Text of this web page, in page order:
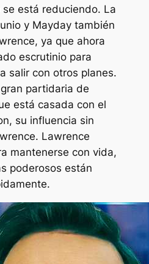
está reduciendo. La
y Mayday también
ya que ahora
escrutinio para
salir con otros planes.
partidaria de
está casada con el
su influencia sin
Lawrence
mantenerse con vida,
poderosos están